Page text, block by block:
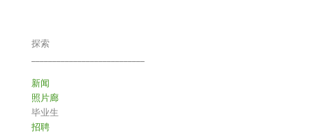
探索
新闻
照片廊
毕业生
招聘